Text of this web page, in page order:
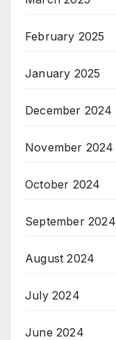
February 2025
January 2025
December 2024
November 2024
October 2024
September 2024
August 2024
July 2024
June 2024